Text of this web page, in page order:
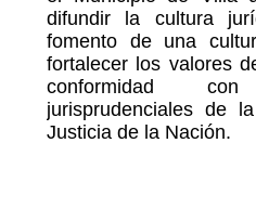
difundir la cultura
fomento de una
fortalecer los valores
conformidad
jurisprudenciales de
Justicia de la Nación.